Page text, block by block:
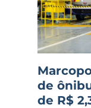
de
de R$